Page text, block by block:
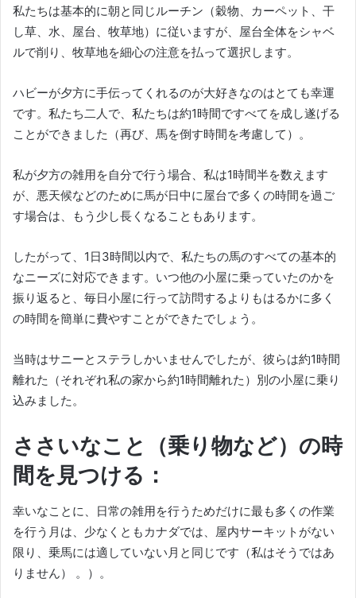
私たちは基本的に朝と同じルーチン（穀物、カーペット、干
し草、水、屋台、牧草地）に従いますが、屋台全体をシャベ
ルで削り、牧草地を細心の注意を払って選択します。
ハビーが夕方に手伝ってくれるのが大好きなのはとても幸運
です。 私たち二人で、私たちは約1時間ですべてを成し遂げる
ことができました（再び、馬を倒す時間を考慮して）。
私が夕方の雑用を自分で行う場合、私は1時間半を数えます
が、悪天候などのために馬が日中に屋台で多くの時間を過ご
す場合は、もう少し長くなることもあります。
したがって、1日3時間以内で、私たちの馬のすべての基本的
なニーズに対応できます。 いつ他の小屋に乗っていたのかを
振り返ると、毎日小屋に行って訪問するよりもはるかに多く
の時間を簡単に費やすことができたでしょう。
当時はサニーとステラしかいませんでしたが、彼らは約1時間
離れた（それぞれ私の家から約1時間離れた）別の小屋に乗り
込みました。
ささいなこと（乗り物など）の時
間を見つける：
幸いなことに、日常の雑用を行うためだけに最も多くの作業
を行う月は、少なくともカナダでは、屋内サーキットがない
限り、乗馬には適していない月と同じです（私はそうではあ
りません） 。）。